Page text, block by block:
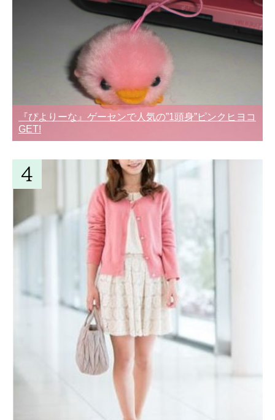
『ぴよりーな』ゲーセンで人気の”1頭身”ピンクヒヨコ
GET!